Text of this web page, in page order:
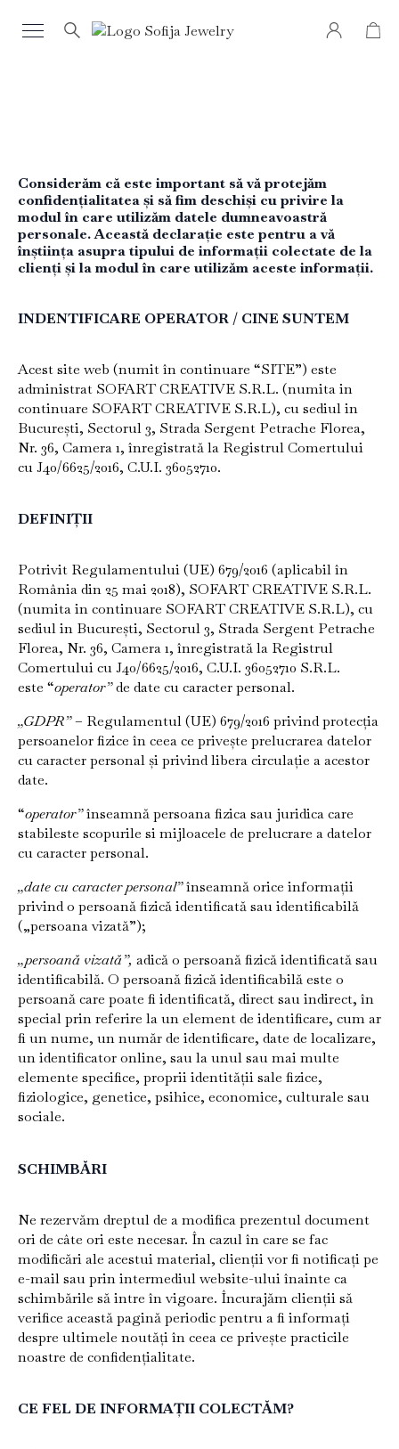
Considerăm că este important să vă protejăm
confidențialitatea și să fim deschiși cu privire la
modul în care utilizăm datele dumneavoastră
personale. Această declarație este pentru a vă
înștiința asupra tipului de informații colectate de la
clienți și la modul în care utilizăm aceste informații.
INDENTIFICARE OPERATOR / CINE SUNTEM
Acest site web (numit în continuare “SITE”) este
administrat SOFART CREATIVE S.R.L. (numita in
continuare SOFART CREATIVE S.R.L), cu sediul in
București, Sectorul 3, Strada Sergent Petrache Florea,
Nr. 36, Camera 1, înregistrată la Registrul Comertului
cu J40/6625/2016, C.U.I. 36052710.
DEFINIȚII
Potrivit Regulamentului (UE) 679/2016 (aplicabil în
România din 25 mai 2018), SOFART CREATIVE S.R.L.
(numita in continuare SOFART CREATIVE S.R.L), cu
sediul in București, Sectorul 3, Strada Sergent Petrache
Florea, Nr. 36, Camera 1, înregistrată la Registrul
Comertului cu J40/6625/2016, C.U.I. 36052710 S.R.L.
este “operator”de date cu caracter personal.
„GDPR”– Regulamentul (UE) 679/2016 privind protecția
persoanelor fizice în ceea ce privește prelucrarea datelor
cu caracter personal și privind libera circulație a acestor
date.
“operator”înseamnă persoana fizica sau juridica care
stabileste scopurile si mijloacele de prelucrare a datelor
cu caracter personal.
„date cu caracter personal”înseamnă orice informații
privind o persoană fizică identificată sau identificabilă
(„persoana vizată”);
„persoană vizată”, adică o persoană fizică identificată sau
identificabilă. O persoană fizică identificabilă este o
persoană care poate fi identificată, direct sau indirect, în
special prin referire la un element de identificare, cum ar
fi un nume, un număr de identificare, date de localizare,
un identificator online, sau la unul sau mai multe
elemente specifice, proprii identității sale fizice,
fiziologice, genetice, psihice, economice, culturale sau
sociale.
SCHIMBĂRI
Ne rezervăm dreptul de a modifica prezentul document
ori de câte ori este necesar. În cazul în care se fac
modificări ale acestui material, clienții vor fi notificați pe
e-mail sau prin intermediul website-ului înainte ca
schimbările să intre în vigoare. Încurajăm clienții să
verifice această pagină periodic pentru a fi informați
despre ultimele noutăți în ceea ce privește practicile
noastre de confidențialitate.
CE FEL DE INFORMAȚII COLECTĂM?